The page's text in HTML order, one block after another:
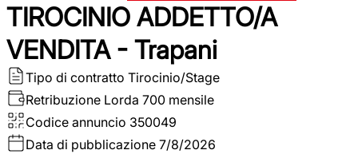
TIROCINIO ADDETTO/A
VENDITA - Trapani
Tipo di contratto Tirocinio/Stage
Retribuzione Lorda 700 mensile
Codice annuncio 350049
Data di pubblicazione 7/8/2026